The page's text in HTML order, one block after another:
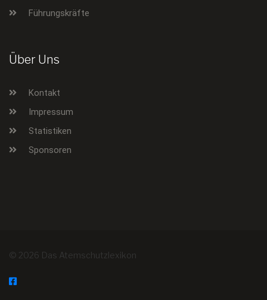
Führungskräfte
Über Uns
Kontakt
Impressum
Statistiken
Sponsoren
© 2026 Das Atemschutzlexikon